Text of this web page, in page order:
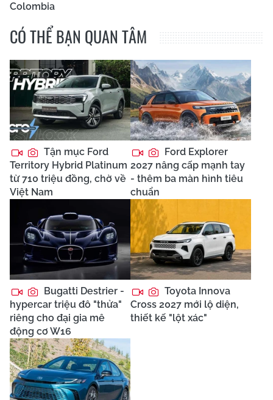
Colombia
CÓ THỂ BẠN QUAN TÂM
Tận mục Ford
Territory Hybrid Platinum
từ 710 triệu đồng, chờ về
Việt Nam
Ford Explorer
2027 nâng cấp mạnh tay
- thêm ba màn hình tiêu
chuẩn
Bugatti Destrier -
hypercar triệu đô "thửa"
riêng cho đại gia mê
động cơ W16
Toyota Innova
Cross 2027 mới lộ diện,
thiết kế "lột xác"